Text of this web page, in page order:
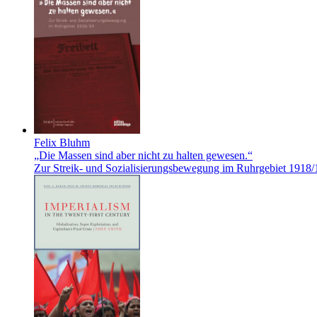
Felix Bluhm
„Die Massen sind aber nicht zu halten gewesen.“
Zur Streik- und Sozialisierungsbewegung im Ruhrgebiet 1918/